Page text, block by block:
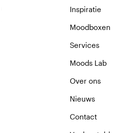
Inspiratie
Moodboxen
Services
Moods Lab
Over ons
Nieuws
Contact